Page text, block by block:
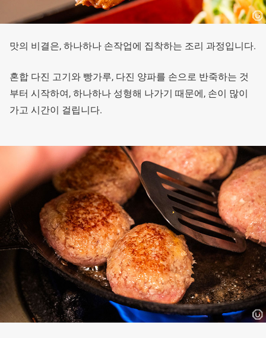
맛의 비결은, 하나하나 손작업에 집착하는 조리 과정입니다.
혼합 다진 고기와 빵가루, 다진 양파를 손으로 반죽하는 것
부터 시작하여, 하나하나 성형해 나가기 때문에, 손이 많이
가고 시간이 걸립니다.